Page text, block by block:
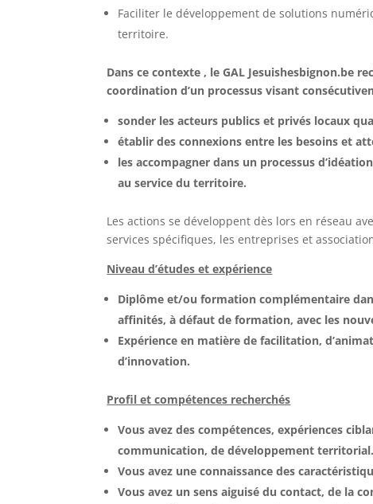
Faciliter le développement de solutions
territoire.
Dans ce contexte , le GAL Jesuishesbignon.be
coordination d’un processus visant
sonder les acteurs publics et privés locaux
établir des connexions entre les besoins et
les accompagner dans un processus
au service du territoire.
Les actions se développent dès lors en réseau
services spécifiques, les entreprises et
Niveau d’études et expérience
Diplôme et/ou formation complémentaire
affinités, à défaut de formation, avec les
Expérience en matière de facilitation,
d’innovation.
Profil et compétences recherchés
Vous avez des compétences, expériences
communication, de développement territorial.
Vous avez une connaissance des
Vous avez un sens aiguisé du contact, de la